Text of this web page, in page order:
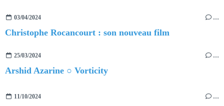
03/04/2024 …
Christophe Rocancourt : son nouveau film
25/03/2024 …
Arshid Azarine ○ Vorticity
11/10/2024 …